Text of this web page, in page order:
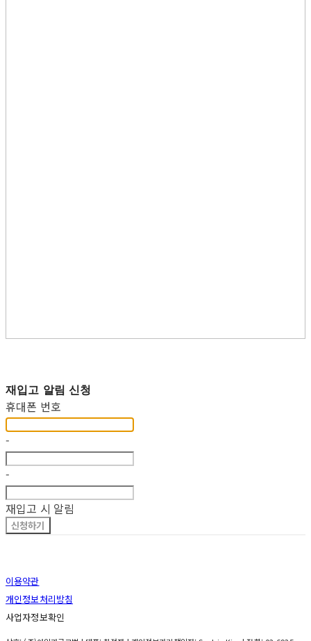
재입고 알림 신청
휴대폰 번호
-
-
재입고 시 알림
신청하기
이용약관
개인정보처리방침
사업자정보확인